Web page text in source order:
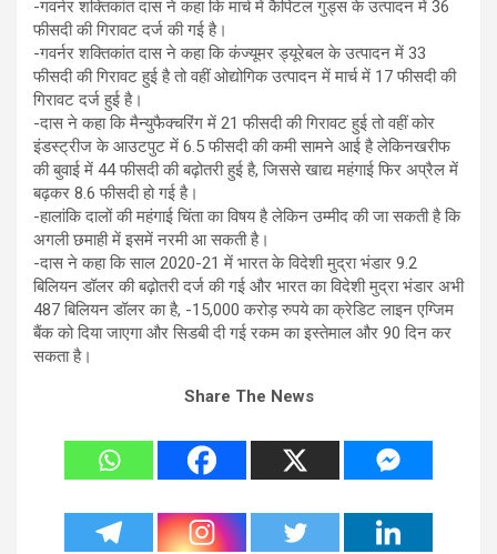
-गवर्नर शक्तिकांत दास ने कहा कि मार्च में कैपिटल गुड्स के उत्पादन में 36
फीसदी की गिरावट दर्ज की गई है।
-गवर्नर शक्तिकांत दास ने कहा कि कंज्यूमर ड्यूरेबल के उत्पादन में 33
फीसदी की गिरावट हुई है तो वहीं ओद्योगिक उत्पादन में मार्च में 17 फीसदी की
गिरावट दर्ज हुई है।
-दास ने कहा कि मैन्युफैक्चरिंग में 21 फीसदी की गिरावट हुई तो वहीं कोर
इंडस्ट्रीज के आउटपुट में 6.5 फीसदी की कमी सामने आई है लेकिनखरीफ
की बुवाई में 44 फीसदी की बढ़ोतरी हुई है, जिससे खाद्य महंगाई फिर अप्रैल में
बढ़कर 8.6 फीसदी हो गई है।
-हालांकि दालों की महंगाई चिंता का विषय है लेकिन उम्मीद की जा सकती है कि
अगली छमाही में इसमें नरमी आ सकती है।
-दास ने कहा कि साल 2020-21 में भारत के विदेशी मुद्रा भंडार 9.2
बिलियन डॉलर की बढ़ोतरी दर्ज की गई और भारत का विदेशी मुद्रा भंडार अभी
487 बिलियन डॉलर का है, -15,000 करोड़ रुपये का क्रेडिट लाइन एग्जिम
बैंक को दिया जाएगा और सिडबी दी गई रकम का इस्तेमाल और 90 दिन कर
सकता है।
Share The News